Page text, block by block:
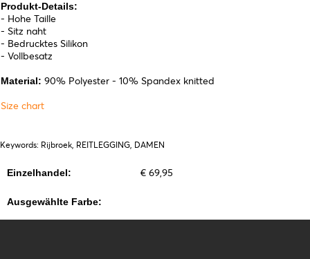
Produkt-Details:
- Hohe Taille
- Sitz naht
- Bedrucktes Silikon
- Vollbesatz
Material: 90% Polyester - 10% Spandex knitted
Size chart
Keywords: Rijbroek, REITLEGGING, DAMEN
Einzelhandel: € 69,95
Ausgewählte Farbe: